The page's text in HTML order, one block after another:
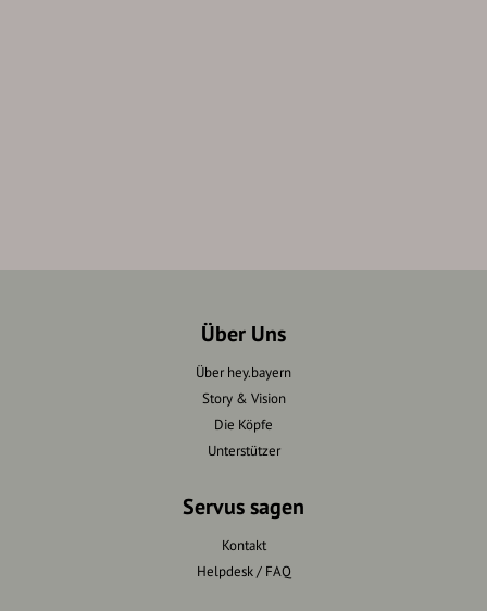
Über Uns
Über hey.bayern
Story & Vision
Die Köpfe
Unterstützer
Servus sagen
Kontakt
Helpdesk / FAQ